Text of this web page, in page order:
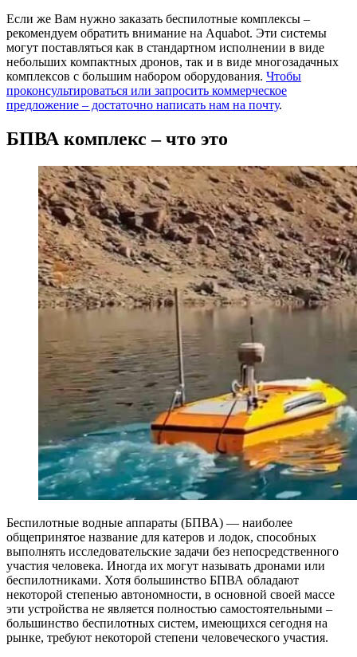
Если же Вам нужно заказать беспилотные комплексы –
рекомендуем обратить внимание на Aquabot. Эти системы
могут поставляться как в стандартном исполнении в виде
небольших компактных дронов, так и в виде многозадачных
комплексов с большим набором оборудования. Чтобы
проконсультироваться или запросить коммерческое
предложение – достаточно написать нам на почту.
БПВА комплекс – что это
Беспилотные водные аппараты (БПВА) — наиболее
общепринятое название для катеров и лодок, способных
выполнять исследовательские задачи без непосредственного
участия человека. Иногда их могут называть дронами или
беспилотниками. Хотя большинство БПВА обладают
некоторой степенью автономности, в основной своей массе
эти устройства не является полностью самостоятельными –
большинство беспилотных систем, имеющихся сегодня на
рынке, требуют некоторой степени человеческого участия.